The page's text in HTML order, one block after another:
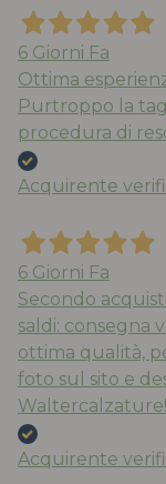
6 Giorni Fa
Ottima
Purtroppo la
procedura di
Acquirente
6 Giorni Fa
Secondo
saldi: consegna
ottima qualità,
foto sul sito e
Waltercalzature!
Acquirente